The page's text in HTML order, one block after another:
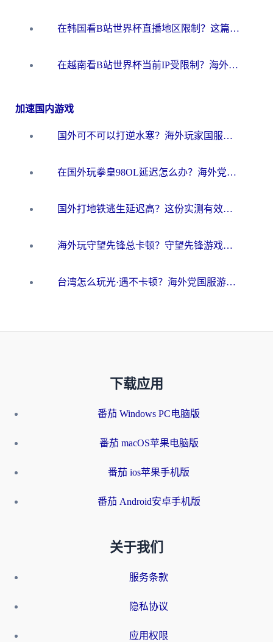
在韩国看B站世界杯直播地区限制？这篇指南让你告别“当前地区不可播放”
在越南看B站世界杯当前IP受限制？海外党体育观赛终极指南来了
加速国内游戏
国外可不可以打逆水寒？海外玩家国服畅玩终极指南（附漫威荒野乱斗加速方案）
在国外玩拳皇98OL延迟怎么办？海外党亲测有效的低延迟指南
国外打地铁逃生延迟高？这份实测有效的低延迟指南帮你吃鸡
海外玩守望先锋总卡顿？守望先锋游戏加速器在哪里买&避坑指南（附欧洲非洲游戏实测）
台湾怎么玩光·遇不卡顿？海外党国服游戏加速终极攻略（附实测体验）
下载应用
番茄 Windows PC电脑版
番茄 macOS苹果电脑版
番茄 ios苹果手机版
番茄 Android安卓手机版
关于我们
服务条款
隐私协议
应用权限